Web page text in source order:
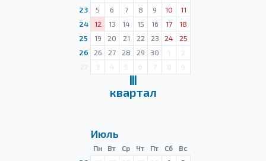
23
5 6 7 8 9 10
11
24
12 13 14 15 16 17
18
25
19 20 21 22 23 24
25
26
26 27 28 29 30 1
2
3 4 5 6 7 8 9
Ⅲ
квартал
Июль
Пн Вт Ср Чт Пт Сб
Вс